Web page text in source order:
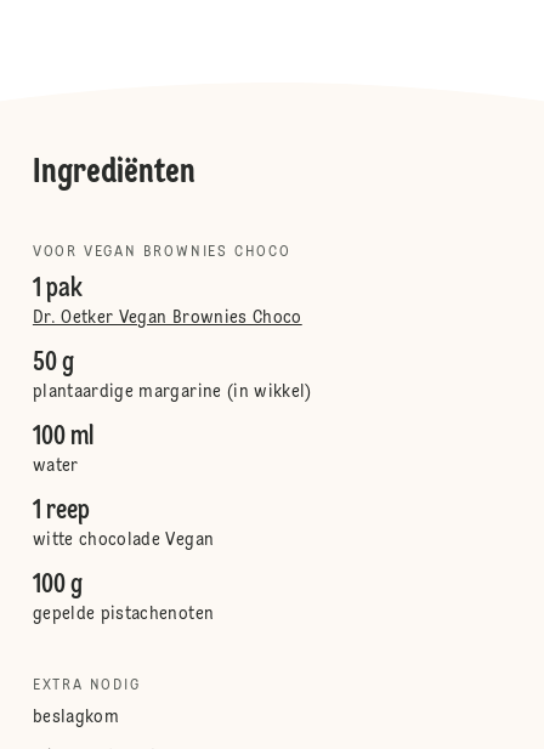
Ingrediënten
VOOR VEGAN BROWNIES CHOCO
1 pak
Dr. Oetker Vegan Brownies Choco
50 g
plantaardige margarine (in wikkel)
100 ml
water
1 reep
witte chocolade Vegan
100 g
gepelde pistachenoten
EXTRA NODIG
beslagkom